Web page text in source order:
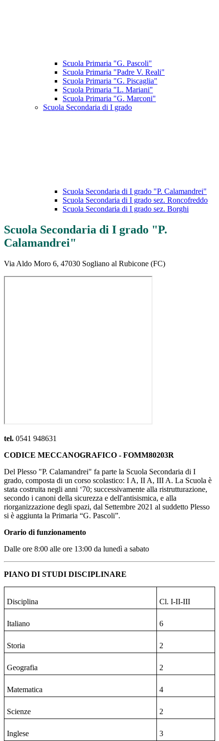
Scuola Primaria "G. Pascoli"
Scuola Primaria "Padre V. Reali"
Scuola Primaria "G. Piscaglia"
Scuola Primaria "L. Mariani"
Scuola Primaria "G. Marconi"
Scuola Secondaria di I grado
Scuola Secondaria di I grado "P. Calamandrei"
Scuola Secondaria di I grado sez. Roncofreddo
Scuola Secondaria di I grado sez. Borghi
Scuola Secondaria di I grado "P.
Calamandrei"
Via Aldo Moro 6, 47030 Sogliano al Rubicone (FC)
tel. 0541 948631
CODICE MECCANOGRAFICO - FOMM80203R
Del Plesso "P. Calamandrei" fa parte la Scuola Secondaria di I
grado, composta di un corso scolastico: I A, II A, III A. La Scuola è
stata costruita negli anni ‘70; successivamente alla ristrutturazione,
secondo i canoni della sicurezza e dell'antisismica, e alla
riorganizzazione degli spazi, dal Settembre 2021 al suddetto Plesso
si è aggiunta la Primaria “G. Pascoli”.
Orario di funzionamento
Dalle ore 8:00 alle ore 13:00 da lunedì a sabato
PIANO DI STUDI DISCIPLINARE
Disciplina Cl. I-II-III
Italiano 6
Storia 2
Geografia 2
Matematica 4
Scienze 2
Inglese 3